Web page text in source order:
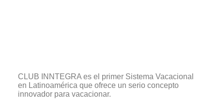
CLUB INNTEGRA es el primer Sistema Vacacional
en Latinoamérica que ofrece un serio concepto
innovador para vacacionar.